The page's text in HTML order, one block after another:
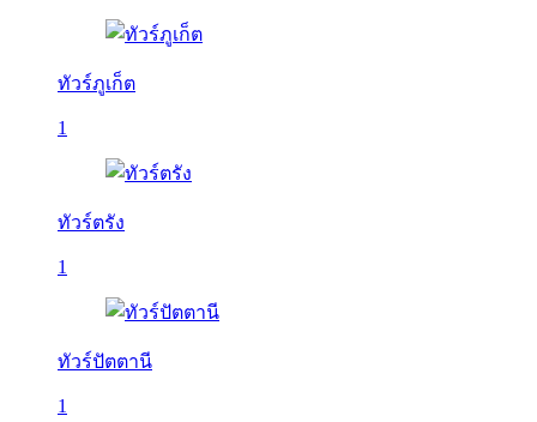
ทัวร์ภูเก็ต
1
ทัวร์ตรัง
1
ทัวร์ปัตตานี
1